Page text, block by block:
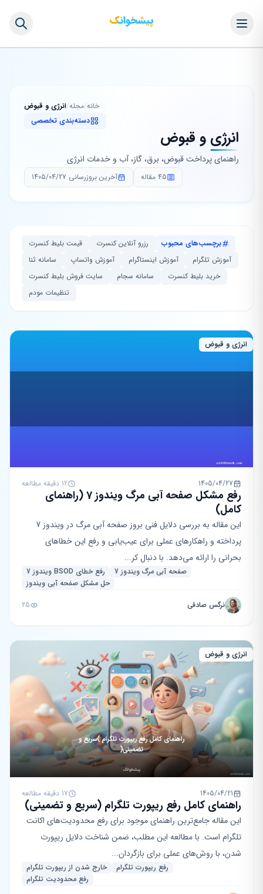
خانه/مجله/انرژی و قبوض
دسته‌بندی تخصصی
انرژی و قبوض
راهنمای پرداخت قبوض، برق، گاز، آب و خدمات انرژی
45 مقاله آخرین بروزرسانی 1405/04/27
برچسب‌های محبوب رزرو آنلاین کنسرت
قیمت بلیط کنسرت
آموزش تلگرام
آموزش اینستاگرام آموزش واتساپ
سامانه ثنا
خرید بلیط کنسرت
سامانه سجام
سایت فروش بلیط کنسرت
تنظیمات مودم
انرژی و قبوض
1405/04/27 12 دقیقه مطالعه
رفع مشکل صفحه آبی مرگ ویندوز 7 (راهنمای
کامل)
این مقاله به بررسی دلایل فنی بروز صفحه آبی مرگ در ویندوز 7
پرداخته و راهکارهای عملی برای عیب‌یابی و رفع این خطاهای
بحرانی را ارائه می‌دهد. با دنبال کر...
صفحه آبی مرگ ویندوز 7
رفع خطای BSOD ویندوز 7
حل مشکل صفحه آبی ویندوز
نرگس صادقی
25
انرژی و قبوض
1405/04/21 17 دقیقه مطالعه
راهنمای کامل رفع ریپورت تلگرام (سریع و تضمینی)
این مقاله جامع‌ترین راهنمای موجود برای رفع محدودیت‌های اکانت
تلگرام است. با مطالعه این مطلب، ضمن شناخت دلایل ریپورت
شدن، با روش‌های عملی برای بازگردان...
رفع ریپورت تلگرام
خارج شدن از ریپورت تلگرام
رفع محدودیت تلگرام